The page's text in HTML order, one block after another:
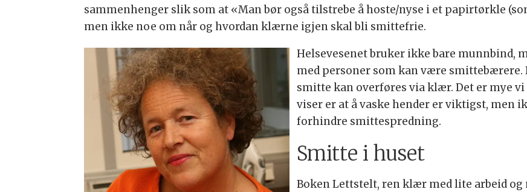
sammenhenger slik som at «Man bør også tilstrebe å hoste/nyse i et papirtørkle
men ikke noe om når og hvordan klærne igjen skal bli smittefrie.
Helsevesenet bruker ikke bare munnbind,
med personer som kan være smittebærere.
smitte kan overføres via klær. Det er mye
viser er at å vaske hender er viktigst, men
forhindre smittespredning.
Smitte i huset
Boken Lettstelt, ren klær med lite arbeid